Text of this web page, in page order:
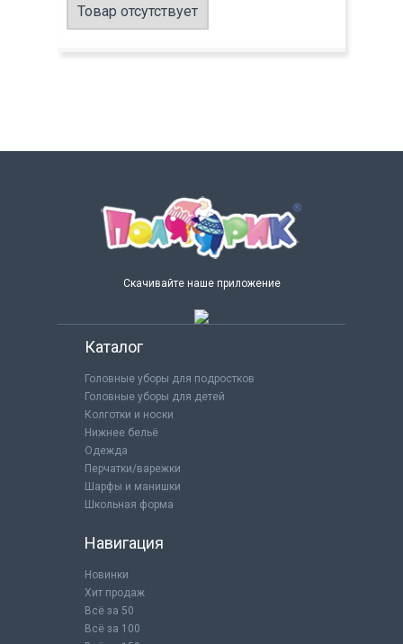
Товар отсутствует
Скачивайте наше приложение
Каталог
Головные уборы для подростков
Головные уборы для детей
Колготки и носки
Нижнее бельё
Одежда
Перчатки/варежки
Шарфы и манишки
Школьная форма
Навигация
Новинки
Хит продаж
Всё за 50
Всё за 100